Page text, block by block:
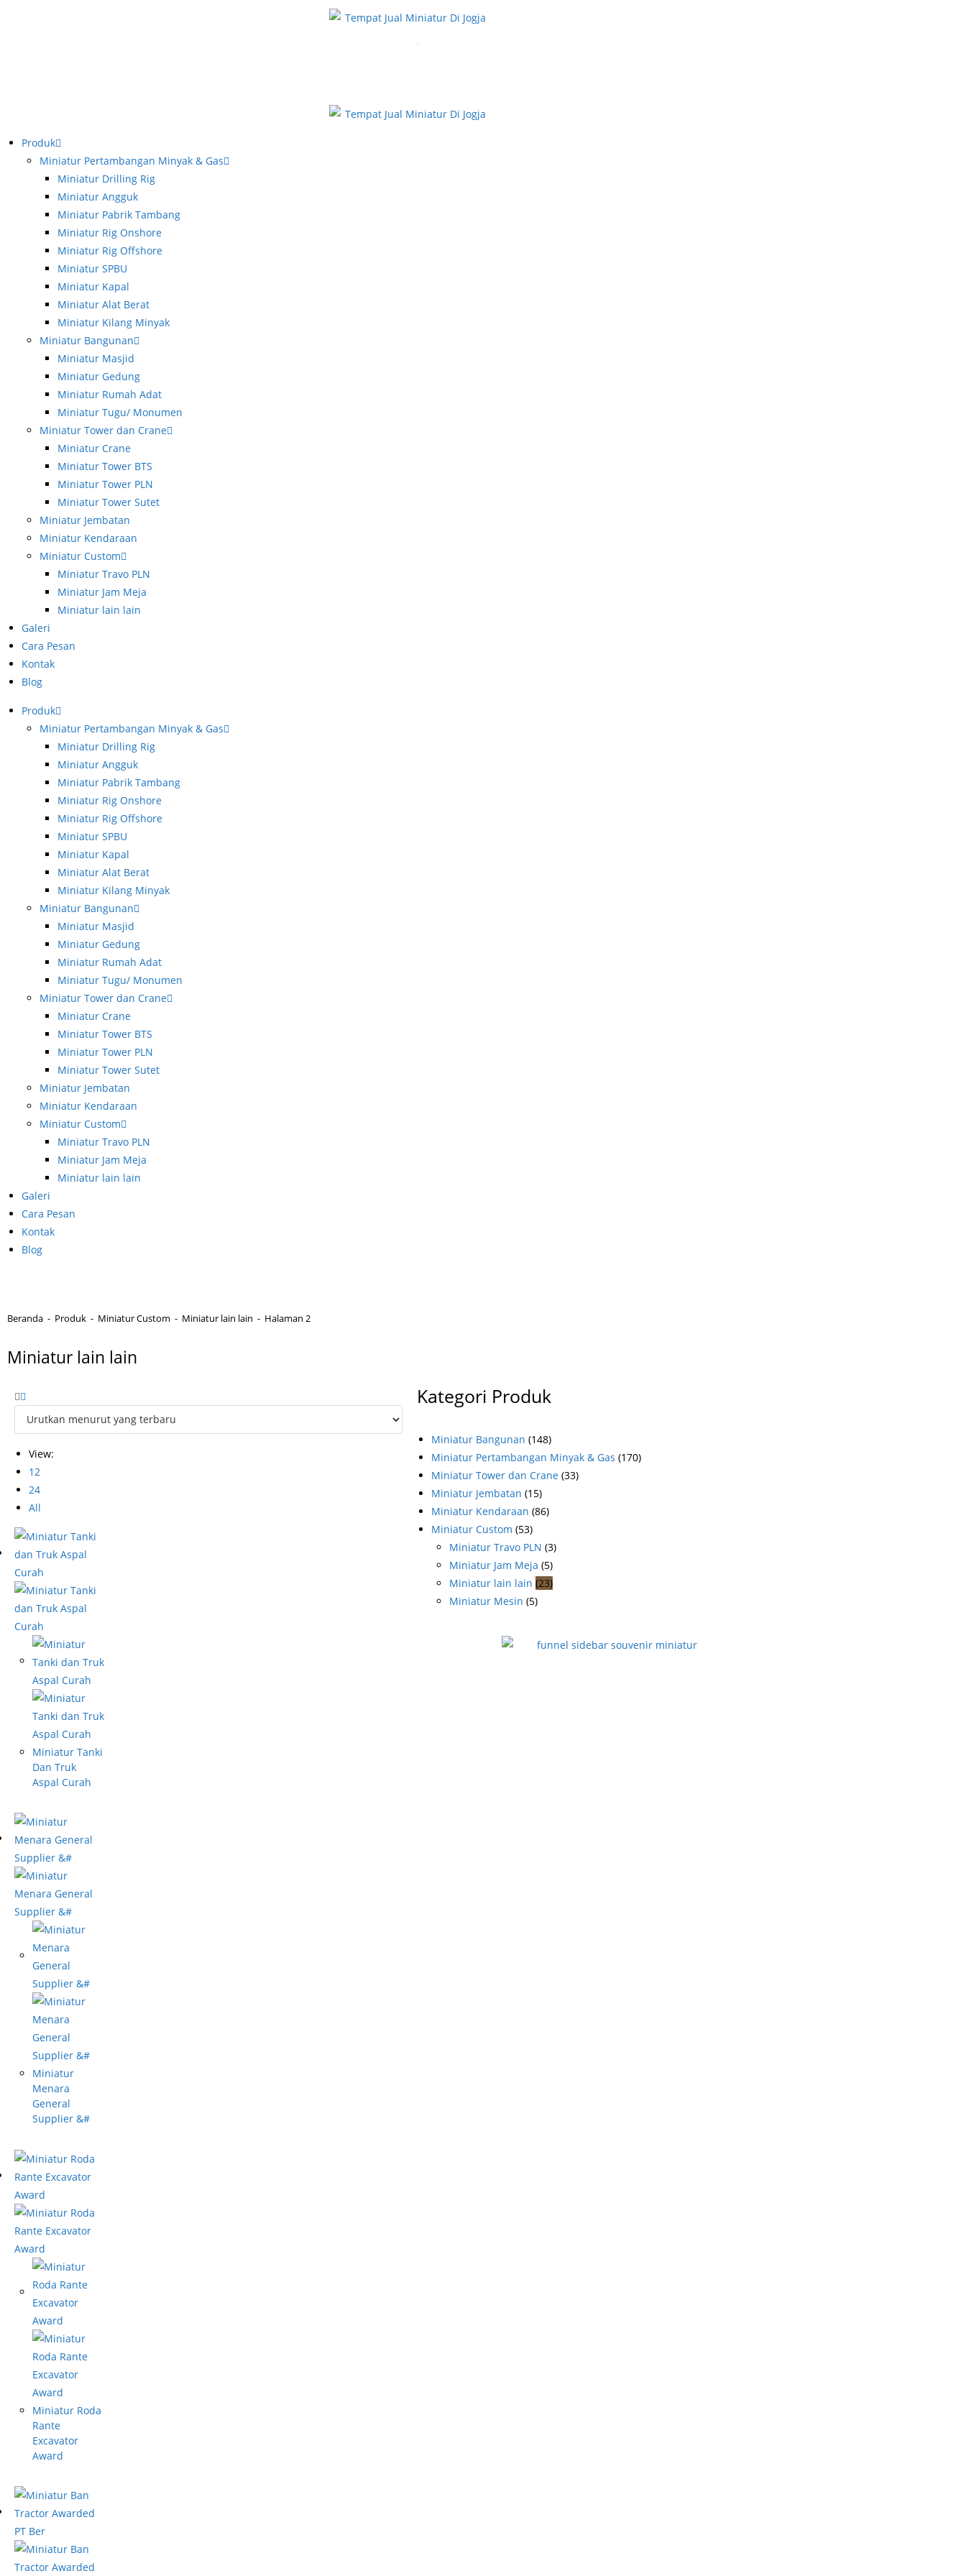
Produk
Miniatur Pertambangan Minyak & Gas
Miniatur Drilling Rig
Miniatur Angguk
Miniatur Pabrik Tambang
Miniatur Rig Onshore
Miniatur Rig Offshore
Miniatur SPBU
Miniatur Kapal
Miniatur Alat Berat
Miniatur Kilang Minyak
Miniatur Bangunan
Miniatur Masjid
Miniatur Gedung
Miniatur Rumah Adat
Miniatur Tugu/ Monumen
Miniatur Tower dan Crane
Miniatur Crane
Miniatur Tower BTS
Miniatur Tower PLN
Miniatur Tower Sutet
Miniatur Jembatan
Miniatur Kendaraan
Miniatur Custom
Miniatur Travo PLN
Miniatur Jam Meja
Miniatur lain lain
Galeri
Cara Pesan
Kontak
Blog
Produk
Miniatur Pertambangan Minyak & Gas
Miniatur Drilling Rig
Miniatur Angguk
Miniatur Pabrik Tambang
Miniatur Rig Onshore
Miniatur Rig Offshore
Miniatur SPBU
Miniatur Kapal
Miniatur Alat Berat
Miniatur Kilang Minyak
Miniatur Bangunan
Miniatur Masjid
Miniatur Gedung
Miniatur Rumah Adat
Miniatur Tugu/ Monumen
Miniatur Tower dan Crane
Miniatur Crane
Miniatur Tower BTS
Miniatur Tower PLN
Miniatur Tower Sutet
Miniatur Jembatan
Miniatur Kendaraan
Miniatur Custom
Miniatur Travo PLN
Miniatur Jam Meja
Miniatur lain lain
Galeri
Cara Pesan
Kontak
Blog
Beranda - Produk - Miniatur Custom - Miniatur lain lain - Halaman 2
Miniatur lain lain
View:
12
24
All
Miniatur Tanki
Dan Truk
Aspal Curah
Miniatur
Menara
General
Supplier &#
Miniatur Roda
Rante
Excavator
Award
Kategori Produk
Miniatur Bangunan (148)
Miniatur Pertambangan Minyak & Gas (170)
Miniatur Tower dan Crane (33)
Miniatur Jembatan (15)
Miniatur Kendaraan (86)
Miniatur Custom (53)
Miniatur Travo PLN (3)
Miniatur Jam Meja (5)
Miniatur lain lain (23)
Miniatur Mesin (5)